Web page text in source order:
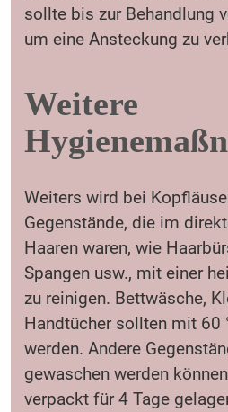
sollte bis zur Behandlung
um eine Ansteckung zu
Weitere
Weiters wird bei
Gegenstände, die im
Haaren waren, wie
Spangen usw., mit einer
zu reinigen. Bettwäsche,
Handtücher sollten mit 60
werden. Andere
gewaschen werden
verpackt für 4 Tage